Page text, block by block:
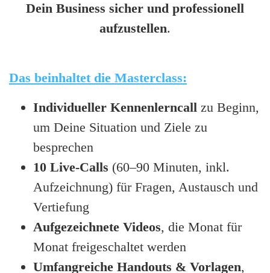
Dein Business sicher und professionell
aufzustellen.
Das beinhaltet die Masterclass:
Individueller Kennenlerncall zu Beginn,
um Deine Situation und Ziele zu
besprechen
10 Live-Calls (60–90 Minuten, inkl.
Aufzeichnung) für Fragen, Austausch und
Vertiefung
Aufgezeichnete Videos, die Monat für
Monat freigeschaltet werden
Umfangreiche Handouts & Vorlagen,